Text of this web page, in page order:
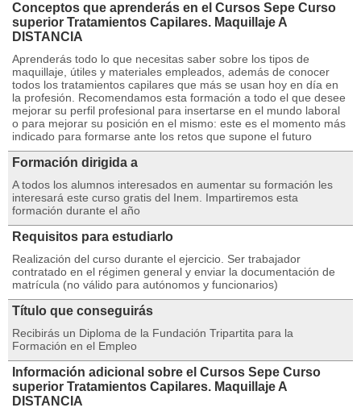
Conceptos que aprenderás en el Cursos Sepe Curso
superior Tratamientos Capilares. Maquillaje A
DISTANCIA
Aprenderás todo lo que necesitas saber sobre los tipos de
maquillaje, útiles y materiales empleados, además de conocer
todos los tratamientos capilares que más se usan hoy en día en
la profesión. Recomendamos esta formación a todo el que desee
mejorar su perfil profesional para insertarse en el mundo laboral
o para mejorar su posición en el mismo: este es el momento más
indicado para formarse ante los retos que supone el futuro
Formación dirigida a
A todos los alumnos interesados en aumentar su formación les
interesará este curso gratis del Inem. Impartiremos esta
formación durante el año
Requisitos para estudiarlo
Realización del curso durante el ejercicio. Ser trabajador
contratado en el régimen general y enviar la documentación de
matrícula (no válido para autónomos y funcionarios)
Título que conseguirás
Recibirás un Diploma de la Fundación Tripartita para la
Formación en el Empleo
Información adicional sobre el Cursos Sepe Curso
superior Tratamientos Capilares. Maquillaje A
DISTANCIA